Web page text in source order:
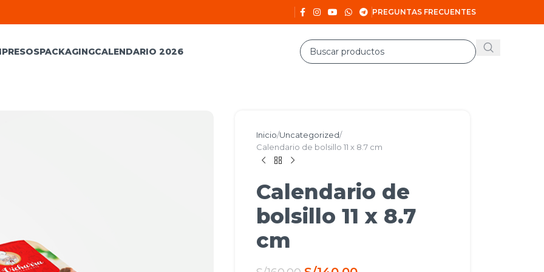
PREGUNTAS FRECUENTES
PACKAGINGCALENDARIO 2026
Inicio Uncategorized
Calendario de bolsillo 11 x 8.7 cm
Calendario de
bolsillo 11 x 8.7
cm